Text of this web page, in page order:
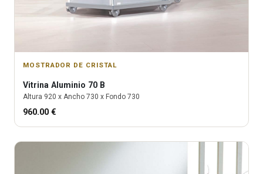
MOSTRADOR DE CRISTAL
Vitrina Aluminio 70 B
Altura 920 x Ancho 730 x Fondo 730
960.00 €